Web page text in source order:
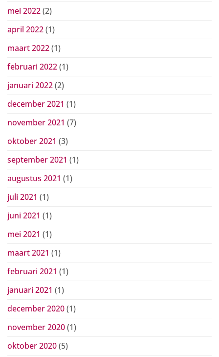
mei 2022(2)
april 2022(1)
maart 2022(1)
februari 2022(1)
januari 2022(2)
december 2021 (1)
november 2021 (7)
oktober 2021 (3)
september 2021 (1)
augustus 2021 (1)
juli 2021 (1)
juni 2021 (1)
mei 2021 (1)
maart 2021 (1)
februari 2021 (1)
januari 2021 (1)
december 2020(1)
november 2020(1)
oktober 2020(5)